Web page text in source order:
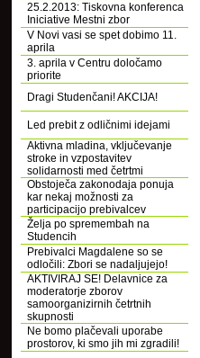
25.2.2013: Tiskovna konferenca
Iniciative Mestni zbor
V Novi vasi se spet dobimo 11.
aprila
3. aprila v Centru določamo
priorite
Dragi Studenčani! AKCIJA!
Led prebit z odličnimi idejami
Aktivna mladina, vključevanje
stroke in vzpostavitev
solidarnosti med četrtmi
Obstoječa zakonodaja ponuja
kar nekaj možnosti za
participacijo prebivalcev
Želja po spremembah na
Studencih
Prebivalci Magdalene so se
odločili: Zbori se nadaljujejo!
AKTIVIRAJ SE! Delavnice za
moderatorje zborov
samoorganizirnih četrtnih
skupnosti
Ne bomo plačevali uporabe
prostorov, ki smo jih mi zgradili!